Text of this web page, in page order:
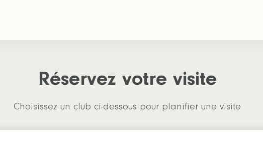
Réservez votre visite
Choisissez un club ci-dessous pour planifier une visite